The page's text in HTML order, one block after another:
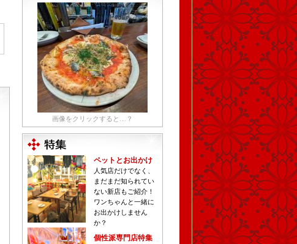
画像をクリックすると…？
ペットとお出かけ
人気店だけでなく、
まだまだ知られてい
ない新店もご紹介！
ワンちゃんと一緒に
お出かけしません
か？
個性派専門店特集